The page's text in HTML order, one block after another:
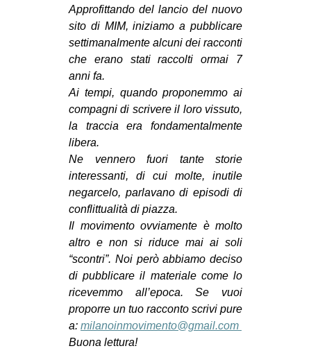
RECENSIONI
INTERNAZIONALE
AFRICA
AMERICHE
ESTREMO ORIENTE
MEDIO ORIENTE
MONDO
EVENTI
in
Fb
bsky
Approfittando del lancio del nuovo
sito di MIM, iniziamo a pubblicare
settimanalmente alcuni dei racconti
che erano stati raccolti ormai 7
anni fa.
Ai tempi, quando proponemmo ai
compagni di scrivere il loro vissuto,
la traccia era fondamentalmente
libera.
Ne vennero fuori tante storie
interessanti, di cui molte, inutile
negarcelo, parlavano di episodi di
conflittualità di piazza.
Il movimento ovviamente è molto
altro e non si riduce mai ai soli
“scontri”. Noi però abbiamo deciso
di pubblicare il materiale come lo
ricevemmo all’epoca. Se vuoi
proporre un tuo racconto scrivi pure
a: milanoinmovimento@gmail.com
Buona lettura!